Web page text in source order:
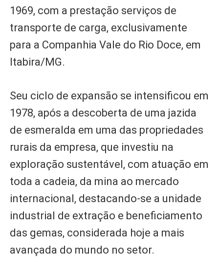
1969, com a prestação serviços de
transporte de carga, exclusivamente
para a Companhia Vale do Rio Doce, em
Itabira/MG.
Seu ciclo de expansão se intensificou em
1978, após a descoberta de uma jazida
de esmeralda em uma das propriedades
rurais da empresa, que investiu na
exploração sustentável, com atuação em
toda a cadeia, da mina ao mercado
internacional, destacando-se a unidade
industrial de extração e beneficiamento
das gemas, considerada hoje a mais
avançada do mundo no setor.